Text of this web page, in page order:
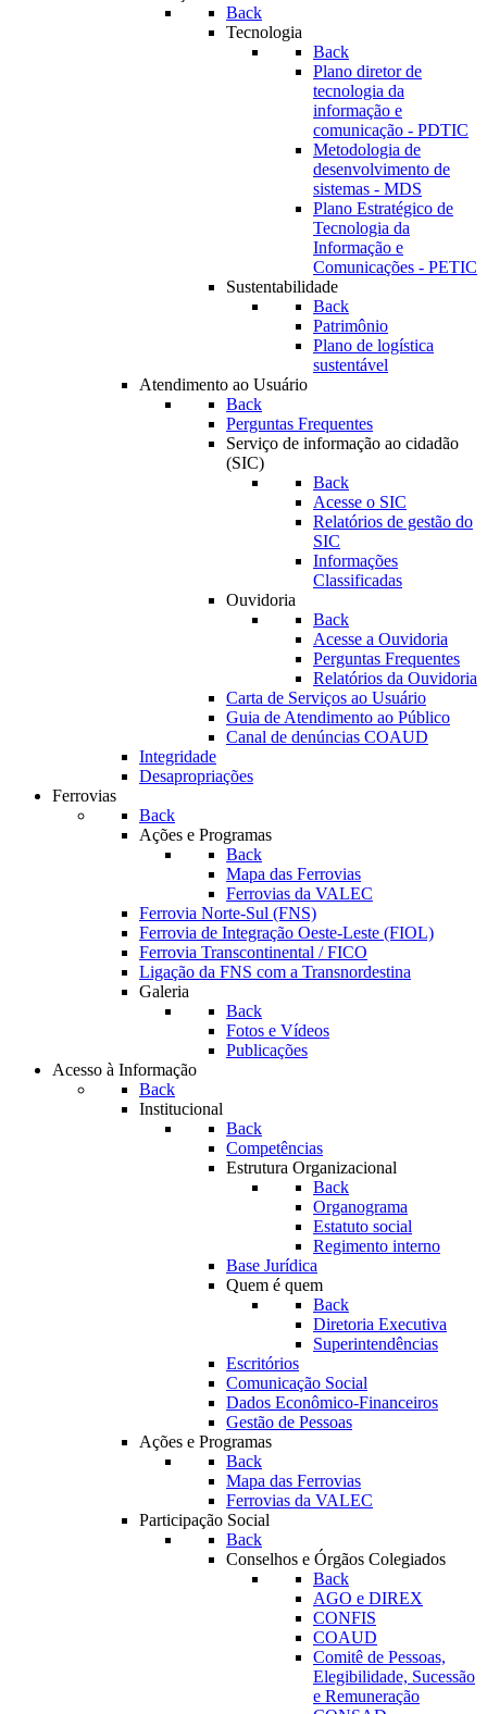
Back
Tecnologia
Back
Plano diretor de
tecnologia da
informação e
comunicação - PDTIC
Metodologia de
desenvolvimento de
sistemas - MDS
Plano Estratégico de
Tecnologia da
Informação e
Comunicações - PETIC
Sustentabilidade
Back
Patrimônio
Plano de logística
sustentável
Atendimento ao Usuário
Back
Perguntas Frequentes
Serviço de informação ao cidadão
(SIC)
Back
Acesse o SIC
Relatórios de gestão do
SIC
Informações
Classificadas
Ouvidoria
Back
Acesse a Ouvidoria
Perguntas Frequentes
Relatórios da Ouvidoria
Carta de Serviços ao Usuário
Guia de Atendimento ao Público
Canal de denúncias COAUD
Integridade
Desapropriações
Ferrovias
Back
Ações e Programas
Back
Mapa das Ferrovias
Ferrovias da VALEC
Ferrovia Norte-Sul (FNS)
Ferrovia de Integração Oeste-Leste (FIOL)
Ferrovia Transcontinental / FICO
Ligação da FNS com a Transnordestina
Galeria
Back
Fotos e Vídeos
Publicações
Acesso à Informação
Back
Institucional
Back
Competências
Estrutura Organizacional
Back
Organograma
Estatuto social
Regimento interno
Base Jurídica
Quem é quem
Back
Diretoria Executiva
Superintendências
Escritórios
Comunicação Social
Dados Econômico-Financeiros
Gestão de Pessoas
Ações e Programas
Back
Mapa das Ferrovias
Ferrovias da VALEC
Participação Social
Back
Conselhos e Órgãos Colegiados
Back
AGO e DIREX
CONFIS
COAUD
Comitê de Pessoas,
Elegibilidade, Sucessão
e Remuneração